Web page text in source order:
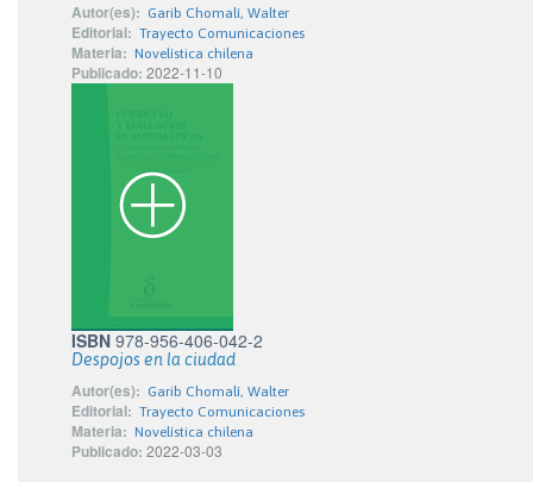
Autor(es): Garib Chomalí, Walter
Editorial: Trayecto Comunicaciones
Materia: Novelística chilena
Publicado: 2022-11-10
ISBN 978-956-406-042-2
Despojos en la ciudad
Autor(es): Garib Chomalí, Walter
Editorial: Trayecto Comunicaciones
Materia: Novelística chilena
Publicado: 2022-03-03